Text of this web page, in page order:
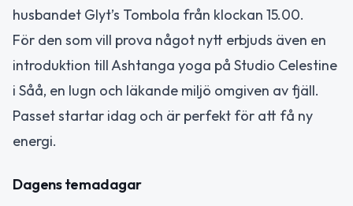
husbandet Glyt’s Tombola från klockan 15.00.
För den som vill prova något nytt erbjuds även en
introduktion till Ashtanga yoga på Studio Celestine
i Såå, en lugn och läkande miljö omgiven av fjäll.
Passet startar idag och är perfekt för att få ny
energi.
Dagens temadagar